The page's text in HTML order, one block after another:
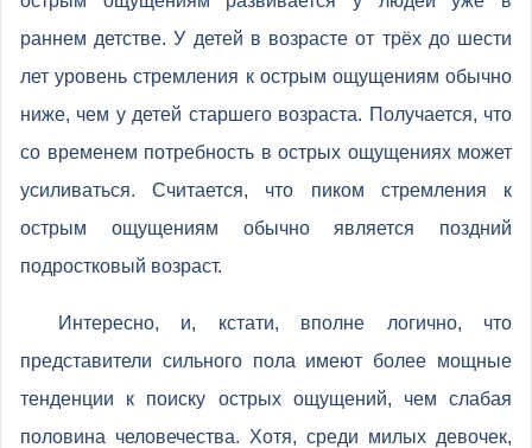
раннем детстве. У детей в возрасте от трёх до шести
лет уровень стремления к острым ощущениям обычно
ниже, чем у детей старшего возраста. Получается, что
со временем потребность в острых ощущениях может
усиливаться. Считается, что пиком стремления к
острым ощущениям обычно является поздний
подростковый возраст.
Интересно, и, кстати, вполне логично, что
представители сильного пола имеют более мощные
тенденции к поиску острых ощущений, чем слабая
половина человечества. Хотя, среди милых девочек,